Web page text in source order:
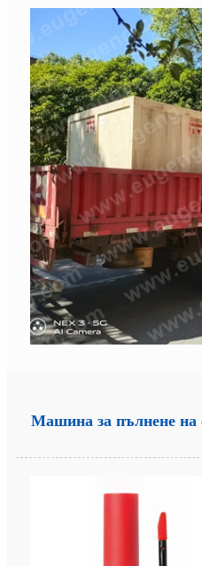
Машина за пълнене на